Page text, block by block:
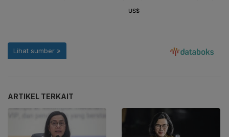
ARTIKEL TERKAIT